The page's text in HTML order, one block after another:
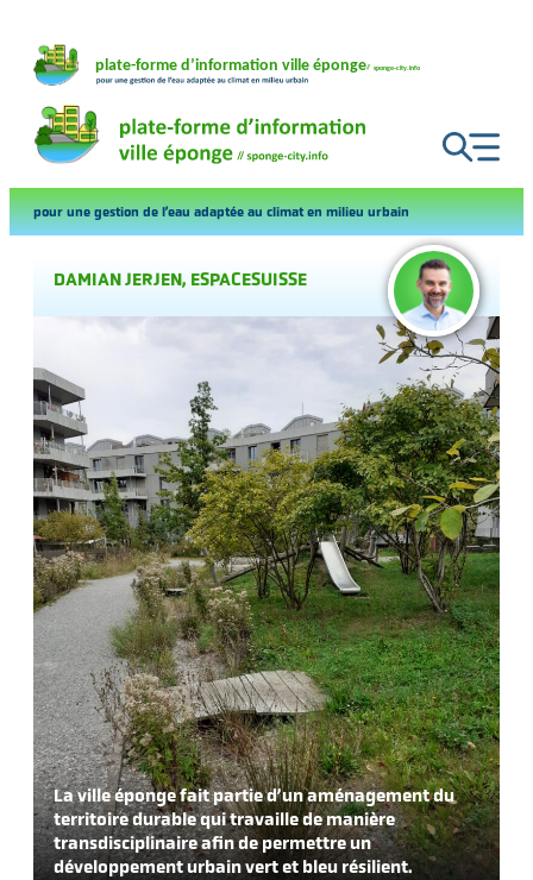
contenu
pour une gestion de l’eau adaptée au climat en milieu urbain
DAMIAN JERJEN, ESPACESUISSE
La ville éponge fait partie d’un aménagement du
territoire durable qui travaille de manière
transdisciplinaire afin de permettre un
développement urbain vert et bleu résilient.